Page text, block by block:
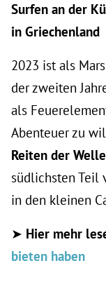
Surfen an der
in Griechenland
2023 ist als
der zweiten
als
Abenteuer zu
Reiten der
südlichsten Teil
in den kleinen
➤ Hier mehr
bieten haben